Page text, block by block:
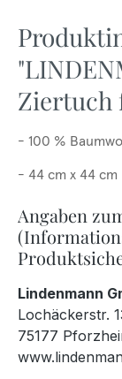
Ziertuch
- 100 %
- 44 cm x 44 cm
Angaben
Lindenmann
Lochäckerstr.
75177